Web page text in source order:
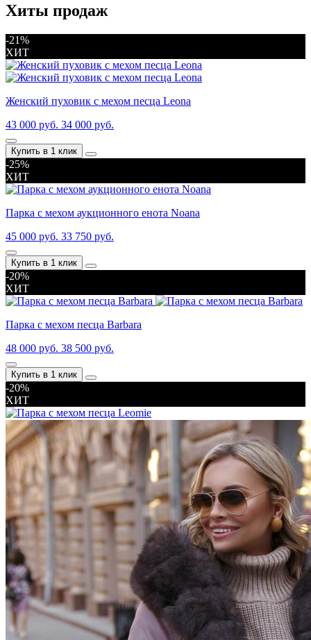
Хиты продаж
-21%
ХИТ
Женский пуховик с мехом песца Leona
43 000 руб. 34 000 руб.
Купить в 1 клик
-25%
ХИТ
Парка с мехом аукционного енота Noana
45 000 руб. 33 750 руб.
Купить в 1 клик
-20%
ХИТ
Парка с мехом песца Barbara
48 000 руб. 38 500 руб.
Купить в 1 клик
-20%
ХИТ